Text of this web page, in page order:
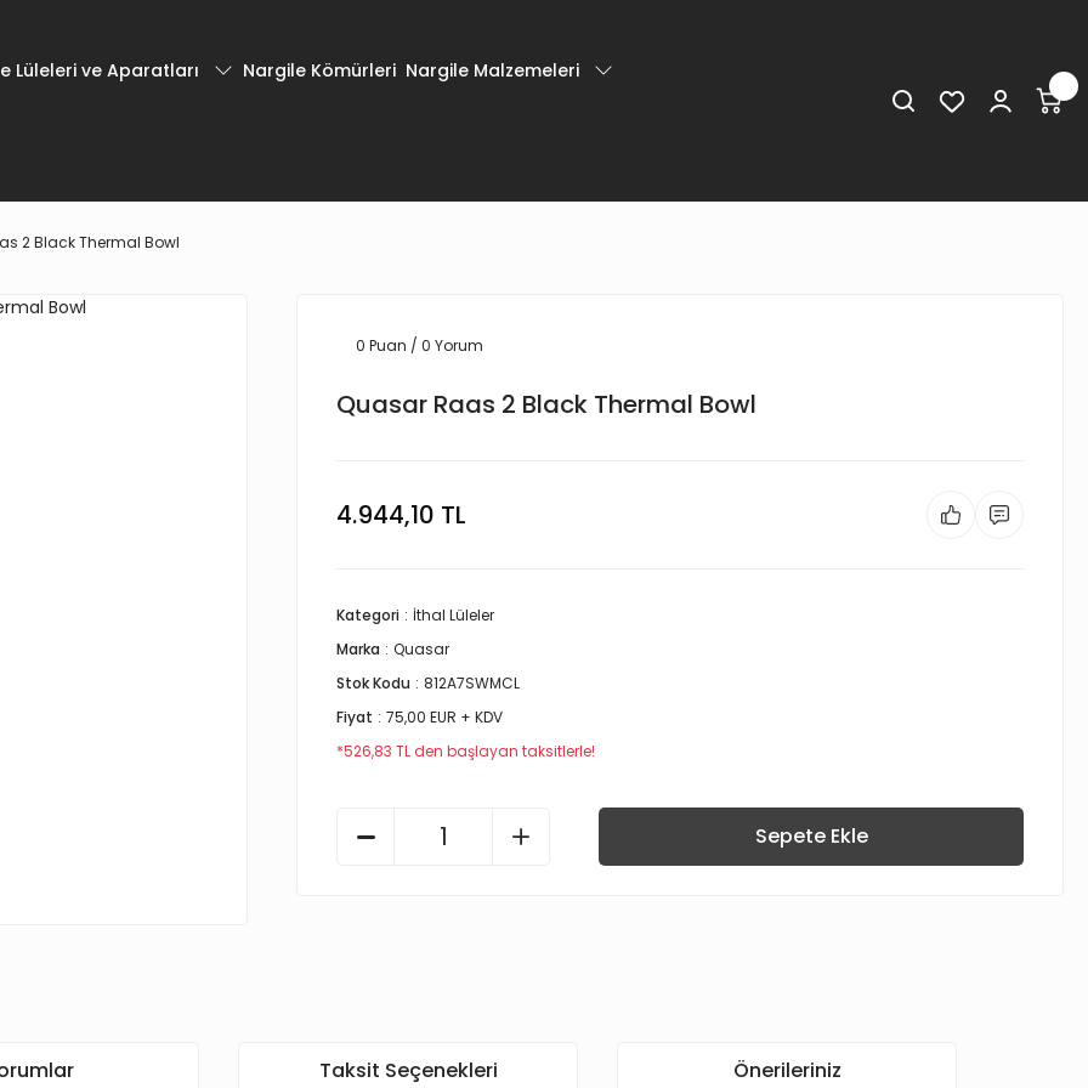
Lüleleri ve Aparatları Nargile Kömürleri Nargile Malzemeleri
2 Black Thermal Bowl
0 Puan / 0 Yorum
Quasar Raas 2 Black Thermal Bowl
4.944,10 TL
Kategori
İthal Lüleler
Marka
Quasar
Stok Kodu
812A7SWMCL
Fiyat
75,00 EUR + KDV
*526,83 TL den başlayan taksitlerle!
Sepete Ekle
Taksit Seçenekleri Önerileriniz